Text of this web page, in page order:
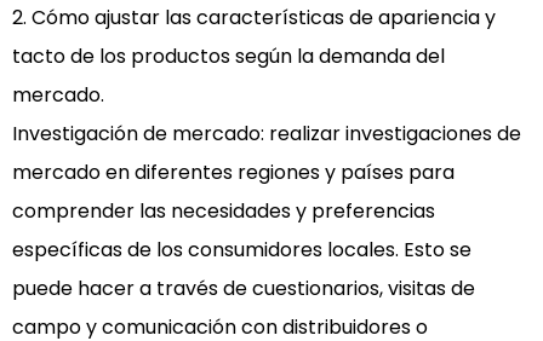
2. Cómo ajustar las características de apariencia y
tacto de los productos según la demanda del
mercado.
Investigación de mercado: realizar investigaciones de
mercado en diferentes regiones y países para
comprender las necesidades y preferencias
específicas de los consumidores locales. Esto se
puede hacer a través de cuestionarios, visitas de
campo y comunicación con distribuidores o